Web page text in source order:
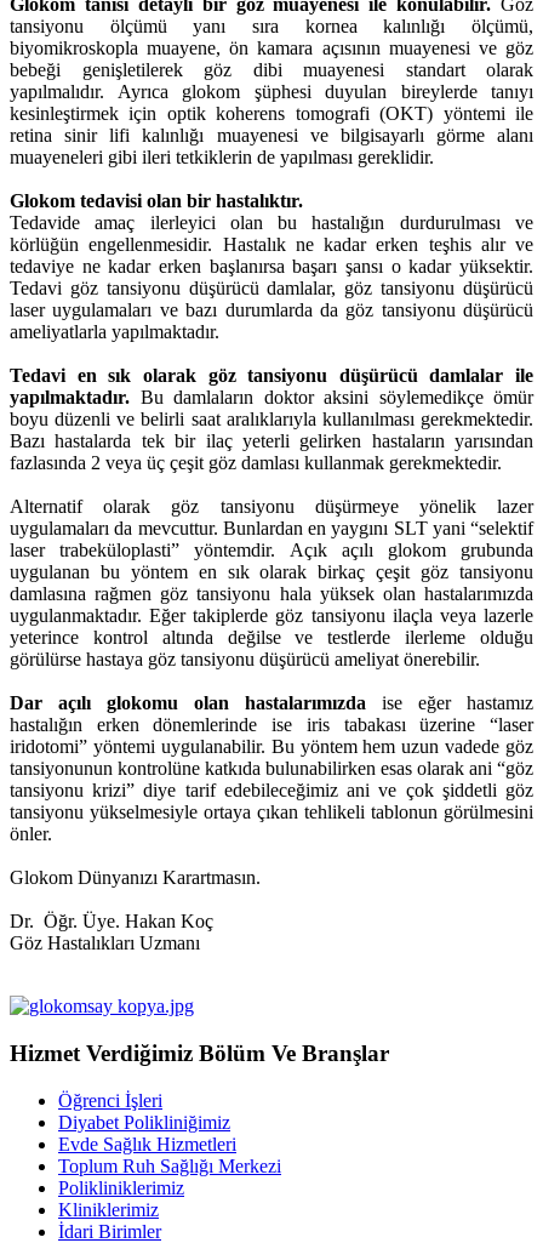
Glokom tanısı detaylı bir göz muayenesi ile konulabilir. Göz
tansiyonu ölçümü yanı sıra kornea kalınlığı ölçümü,
biyomikroskopla muayene, ön kamara açısının muayenesi ve göz
bebeği genişletilerek göz dibi muayenesi standart olarak
yapılmalıdır. Ayrıca glokom şüphesi duyulan bireylerde tanıyı
kesinleştirmek için optik koherens tomografi (OKT) yöntemi ile
retina sinir lifi kalınlığı muayenesi ve bilgisayarlı görme alanı
muayeneleri gibi ileri tetkiklerin de yapılması gereklidir.
Glokom tedavisi olan bir hastalıktır.
Tedavide amaç ilerleyici olan bu hastalığın durdurulması ve
körlüğün engellenmesidir. Hastalık ne kadar erken teşhis alır ve
tedaviye ne kadar erken başlanırsa başarı şansı o kadar yüksektir.
Tedavi göz tansiyonu düşürücü damlalar, göz tansiyonu düşürücü
laser uygulamaları ve bazı durumlarda da göz tansiyonu düşürücü
ameliyatlarla yapılmaktadır.
Tedavi en sık olarak göz tansiyonu düşürücü damlalar ile
yapılmaktadır. Bu damlaların doktor aksini söylemedikçe ömür
boyu düzenli ve belirli saat aralıklarıyla kullanılması gerekmektedir.
Bazı hastalarda tek bir ilaç yeterli gelirken hastaların yarısından
fazlasında 2 veya üç çeşit göz damlası kullanmak gerekmektedir.
Alternatif olarak göz tansiyonu düşürmeye yönelik lazer
uygulamaları da mevcuttur. Bunlardan en yaygını SLT yani “selektif
laser trabeküloplasti” yöntemdir. Açık açılı glokom grubunda
uygulanan bu yöntem en sık olarak birkaç çeşit göz tansiyonu
damlasına rağmen göz tansiyonu hala yüksek olan hastalarımızda
uygulanmaktadır. Eğer takiplerde göz tansiyonu ilaçla veya lazerle
yeterince kontrol altında değilse ve testlerde ilerleme olduğu
görülürse hastaya göz tansiyonu düşürücü ameliyat önerebilir.
Dar açılı glokomu olan hastalarımızda ise eğer hastamız
hastalığın erken dönemlerinde ise iris tabakası üzerine “laser
iridotomi” yöntemi uygulanabilir. Bu yöntem hem uzun vadede göz
tansiyonunun kontrolüne katkıda bulunabilirken esas olarak ani “göz
tansiyonu krizi” diye tarif edebileceğimiz ani ve çok şiddetli göz
tansiyonu yükselmesiyle ortaya çıkan tehlikeli tablonun görülmesini
önler.
Glokom Dünyanızı Karartmasın.
Dr. Öğr. Üye. Hakan Koç
Göz Hastalıkları Uzmanı
Hizmet Verdiğimiz Bölüm Ve Branşlar
Öğrenci İşleri
Diyabet Polikliniğimiz
Evde Sağlık Hizmetleri
Toplum Ruh Sağlığı Merkezi
Polikliniklerimiz
Kliniklerimiz
İdari Birimler